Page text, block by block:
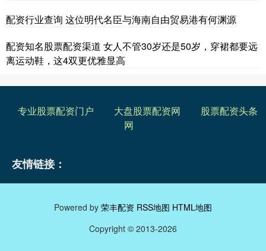
配资行业查询 这位明代名臣与海南自由贸易港有何渊源
配资知名股票配资渠道 女人不管30岁还是50岁，穿裙都要远
离运动鞋，这4双更优雅显高
专业股票配资门户 大盘股票配资网
股票配资头条
网
友情链接：
Powered by 荣丰配资 RSS地图 HTML地图
Copyright © 2013-2026